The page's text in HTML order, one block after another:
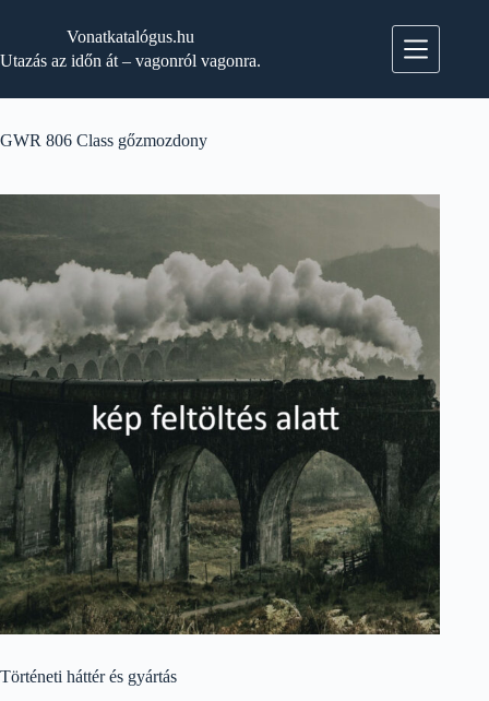
Vonatkatalógus.hu
Utazás az időn át – vagonról vagonra.
GWR 806 Class gőzmozdony
Történeti háttér és gyártás